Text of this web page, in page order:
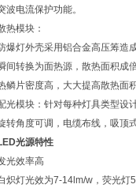
波电流保护功能。
热模块：
爆灯外壳采用铝合金高压筹造
间转换为面热源，散热面积成
鳞片密度高，大大提高散热面
光模块：针对每种灯具类型设
转角度可调，电缆布线，吸顶
光源特性
光效率高
炽灯光效为7-14lm/w，荧光